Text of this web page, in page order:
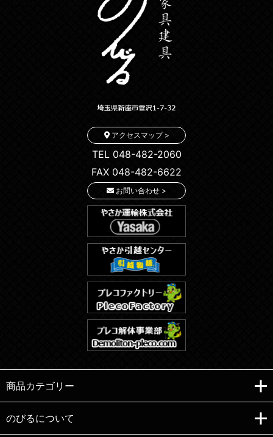
アクセスマップ >
TEL 048-482-2060
FAX 048-482-6622
お問い合わせ >
商品カテゴリー
のびるについて